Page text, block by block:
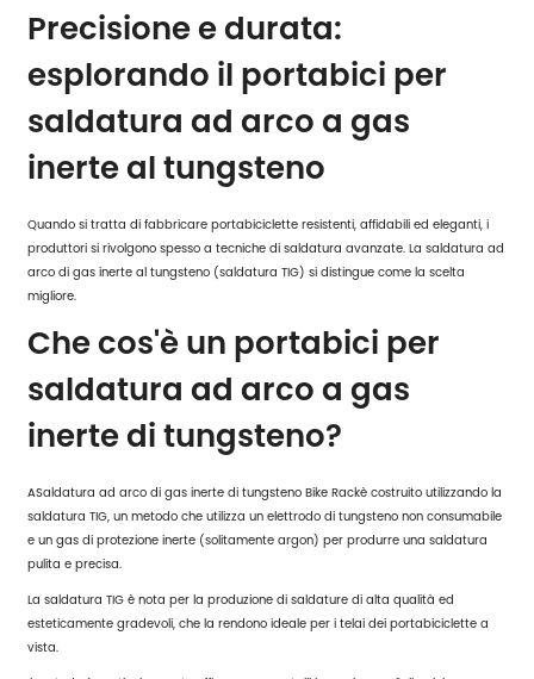
Precisione e durata:
esplorando il portabici per
saldatura ad arco a gas
inerte al tungsteno
Quando si tratta di fabbricare portabiciclette resistenti, affidabili ed eleganti, i
produttori si rivolgono spesso a tecniche di saldatura avanzate. La saldatura ad
arco di gas inerte al tungsteno (saldatura TIG) si distingue come la scelta
migliore.
Che cos'è un portabici per
saldatura ad arco a gas
inerte di tungsteno?
ASaldatura ad arco di gas inerte di tungsteno Bike Rackè costruito utilizzando la
saldatura TIG, un metodo che utilizza un elettrodo di tungsteno non consumabile
e un gas di protezione inerte (solitamente argon) per produrre una saldatura
pulita e precisa.
La saldatura TIG è nota per la produzione di saldature di alta qualità ed
esteticamente gradevoli, che la rendono ideale per i telai dei portabiciclette a
vista.